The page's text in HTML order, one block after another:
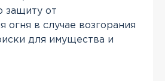
защиту от
огня в случае возгорания
для имущества и